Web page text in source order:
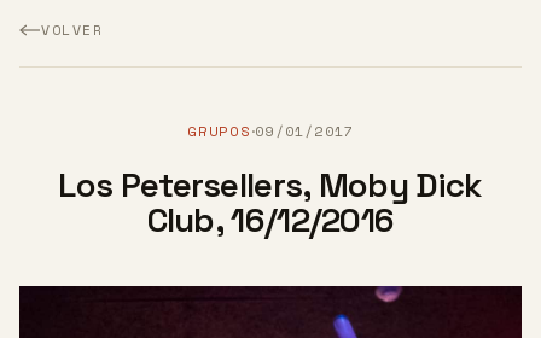
VOLVER
GRUPOS·09/01/2017
Los Petersellers, Moby Dick
Club, 16/12/2016